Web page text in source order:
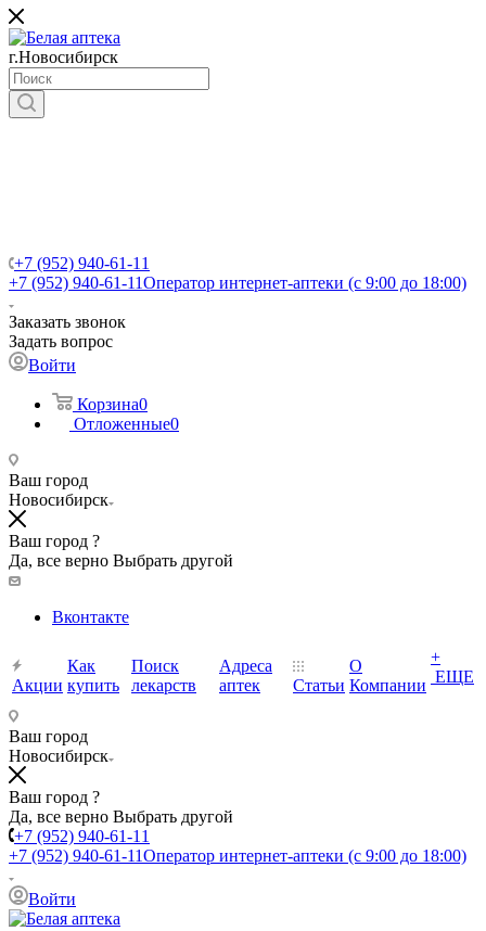
г.Новосибирск
+7 (952) 940-61-11
+7 (952) 940-61-11Оператор интернет-аптеки (с 9:00 до 18:00)
Заказать звонок
Задать вопрос
Войти
Корзина0
Отложенные0
Ваш город
Новосибирск
Ваш город ?
Да, все верно Выбрать другой
Вконтакте
Акции
Как
купить
Поиск
лекарств
Адреса
аптек
Статьи
О
Компании
+
ЕЩЕ
Ваш город
Новосибирск
Ваш город ?
Да, все верно Выбрать другой
+7 (952) 940-61-11
+7 (952) 940-61-11Оператор интернет-аптеки (с 9:00 до 18:00)
Войти